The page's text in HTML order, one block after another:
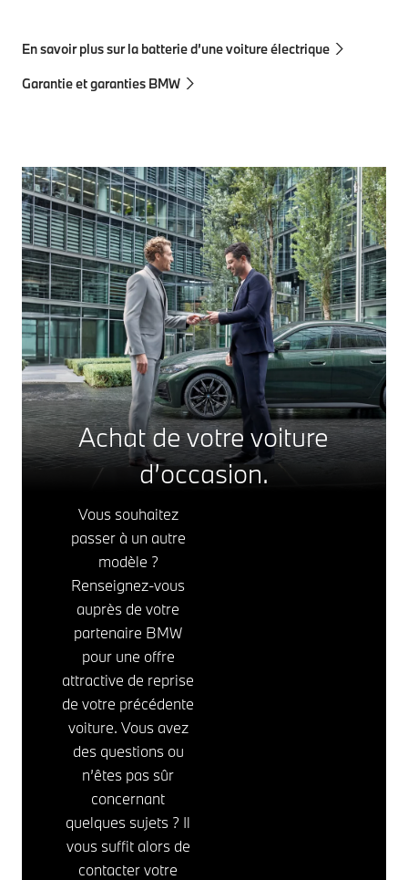
En savoir plus sur la batterie d’une voiture électrique
Garantie et garanties BMW
Achat de votre voiture
d’occasion.
Vous souhaitez
passer à un autre
modèle ?
Renseignez-vous
auprès de votre
partenaire BMW
pour une offre
attractive de reprise
de votre précédente
voiture. Vous avez
des questions ou
n’êtes pas sûr
concernant
quelques sujets ? Il
vous suffit alors de
contacter votre